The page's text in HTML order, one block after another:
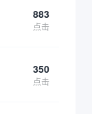
883
点击
350
点击